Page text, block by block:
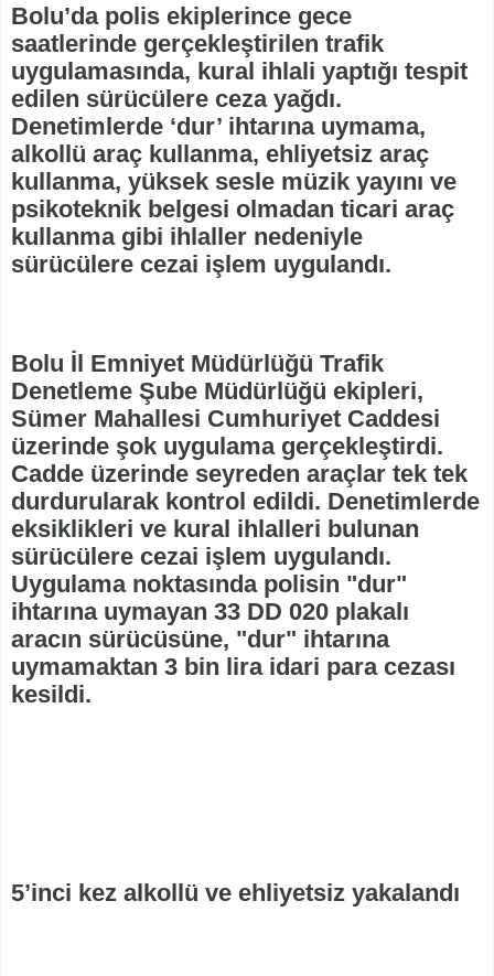
Bolu’da polis ekiplerince gece
saatlerinde gerçekleştirilen trafik
uygulamasında, kural ihlali yaptığı tespit
edilen sürücülere ceza yağdı.
Denetimlerde ‘dur’ ihtarına uymama,
alkollü araç kullanma, ehliyetsiz araç
kullanma, yüksek sesle müzik yayını ve
psikoteknik belgesi olmadan ticari araç
kullanma gibi ihlaller nedeniyle
sürücülere cezai işlem uygulandı.
Bolu İl Emniyet Müdürlüğü Trafik
Denetleme Şube Müdürlüğü ekipleri,
Sümer Mahallesi Cumhuriyet Caddesi
üzerinde şok uygulama gerçekleştirdi.
Cadde üzerinde seyreden araçlar tek tek
durdurularak kontrol edildi. Denetimlerde
eksiklikleri ve kural ihlalleri bulunan
sürücülere cezai işlem uygulandı.
Uygulama noktasında polisin "dur"
ihtarına uymayan 33 DD 020 plakalı
aracın sürücüsüne, "dur" ihtarına
uymamaktan 3 bin lira idari para cezası
kesildi.
5’inci kez alkollü ve ehliyetsiz yakalandı